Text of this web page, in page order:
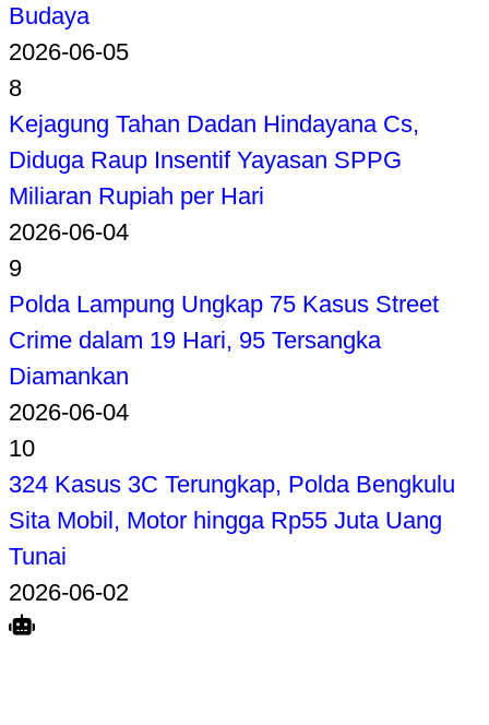
Budaya
2026-06-05
8
Kejagung Tahan Dadan Hindayana Cs,
Diduga Raup Insentif Yayasan SPPG
Miliaran Rupiah per Hari
2026-06-04
9
Polda Lampung Ungkap 75 Kasus Street
Crime dalam 19 Hari, 95 Tersangka
Diamankan
2026-06-04
10
324 Kasus 3C Terungkap, Polda Bengkulu
Sita Mobil, Motor hingga Rp55 Juta Uang
Tunai
2026-06-02